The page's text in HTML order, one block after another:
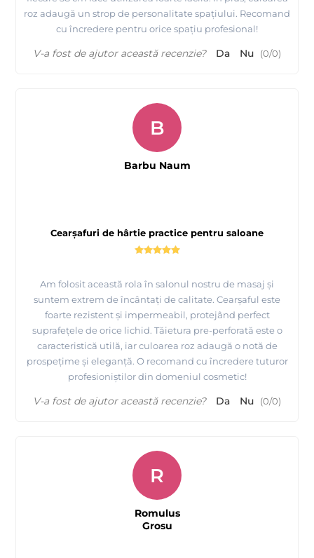
roz adaugă un strop de personalitate spațiului. Recomand
cu încredere pentru orice spațiu profesional!
V-a fost de ajutor această recenzie? Da Nu (0/0)
Cearșafuri de hârtie practice pentru saloane
Am folosit această rola în salonul nostru de masaj și
suntem extrem de încântați de calitate. Cearșaful este
foarte rezistent și impermeabil, protejând perfect
suprafețele de orice lichid. Tăietura pre-perforată este o
caracteristică utilă, iar culoarea roz adaugă o notă de
prospețime și eleganță. O recomand cu încredere tuturor
profesioniștilor din domeniul cosmetic!
B
Barbu Naum
V-a fost de ajutor această recenzie? Da Nu (0/0)
R
Romulus
Grosu